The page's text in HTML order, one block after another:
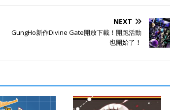
NEXT
GungHo新作Divine Gate開放下載！開跑活動
也開始了！